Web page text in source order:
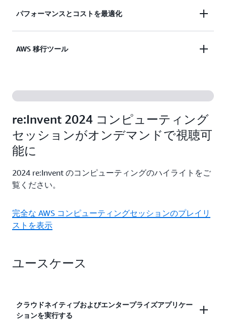
パシティをスケールできます。
アプリケーションのセキュアなコンピューティング
す。
パフォーマンスとコストを最適化
AWS Graviton ベースのインスタンス、Amazon EC2
詳細
AWS 移行ツール
がどのようにサポートできるかをご覧ください。
詳細
re:Invent 2024 コンピューティング
セッションがオンデマンドで視聴可
能に
2024 re:Invent のコンピューティングのハイライトをご
覧ください。
完全な AWS コンピューティングセッションのプレイリ
ストを表示
ユースケース
クラウドネイティブおよびエンタープライズアプリケー
ションを実行する